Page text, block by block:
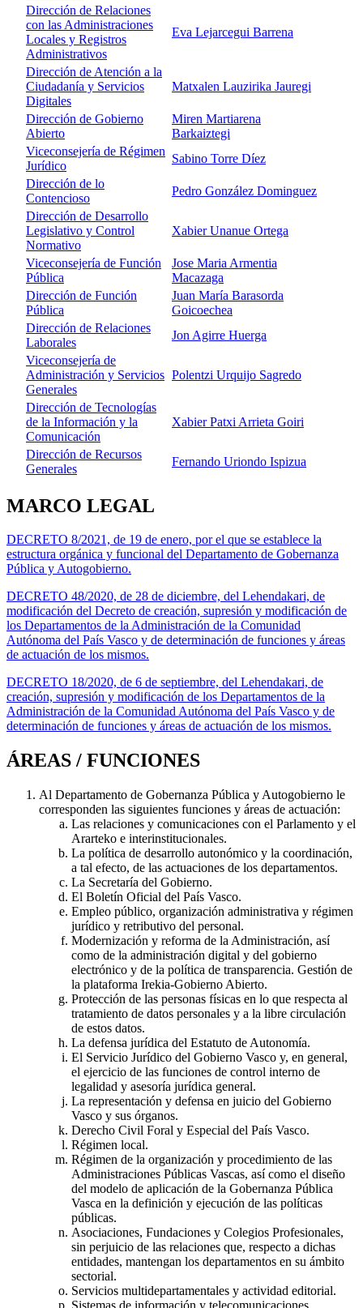
Dirección de Relaciones
con las Administraciones
Locales y Registros
Administrativos
Eva Lejarcegui Barrena
Dirección de Atención a la
Ciudadanía y Servicios
Digitales
Matxalen Lauzirika Jauregi
Dirección de Gobierno
Abierto
Miren Martiarena
Barkaiztegi
Viceconsejería de Régimen
Jurídico
Sabino Torre Díez
Dirección de lo
Contencioso
Pedro González Dominguez
Dirección de Desarrollo
Legislativo y Control
Normativo
Xabier Unanue Ortega
Viceconsejería de Función
Pública
Jose Maria Armentia
Macazaga
Dirección de Función
Pública
Juan María Barasorda
Goicoechea
Dirección de Relaciones
Laborales
Jon Agirre Huerga
Viceconsejería de
Administración y Servicios
Generales
Polentzi Urquijo Sagredo
Dirección de Tecnologías
de la Información y la
Comunicación
Xabier Patxi Arrieta Goiri
Dirección de Recursos
Generales
Fernando Uriondo Ispizua
MARCO LEGAL
DECRETO 8/2021, de 19 de enero, por el que se establece la
estructura orgánica y funcional del Departamento de Gobernanza
Pública y Autogobierno.
DECRETO 48/2020, de 28 de diciembre, del Lehendakari, de
modificación del Decreto de creación, supresión y modificación de
los Departamentos de la Administración de la Comunidad
Autónoma del País Vasco y de determinación de funciones y áreas
de actuación de los mismos.
DECRETO 18/2020, de 6 de septiembre, del Lehendakari, de
creación, supresión y modificación de los Departamentos de la
Administración de la Comunidad Autónoma del País Vasco y de
determinación de funciones y áreas de actuación de los mismos.
ÁREAS / FUNCIONES
Al Departamento de Gobernanza Pública y Autogobierno le
corresponden las siguientes funciones y áreas de actuación:
Las relaciones y comunicaciones con el Parlamento y el
Ararteko e interinstitucionales.
La política de desarrollo autonómico y la coordinación,
a tal efecto, de las actuaciones de los departamentos.
La Secretaría del Gobierno.
El Boletín Oficial del País Vasco.
Empleo público, organización administrativa y régimen
jurídico y retributivo del personal.
Modernización y reforma de la Administración, así
como de la administración digital y del gobierno
electrónico y de la política de transparencia. Gestión de
la plataforma Irekia-Gobierno Abierto.
Protección de las personas físicas en lo que respecta al
tratamiento de datos personales y a la libre circulación
de estos datos.
La defensa jurídica del Estatuto de Autonomía.
El Servicio Jurídico del Gobierno Vasco y, en general,
el ejercicio de las funciones de control interno de
legalidad y asesoría jurídica general.
La representación y defensa en juicio del Gobierno
Vasco y sus órganos.
Derecho Civil Foral y Especial del País Vasco.
Régimen local.
Régimen de la organización y procedimiento de las
Administraciones Públicas Vascas, así como el diseño
del modelo de aplicación de la Gobernanza Pública
Vasca en la definición y ejecución de las políticas
públicas.
Asociaciones, Fundaciones y Colegios Profesionales,
sin perjuicio de las relaciones que, respecto a dichas
entidades, mantengan los departamentos en su ámbito
sectorial.
Servicios multidepartamentales y actividad editorial.